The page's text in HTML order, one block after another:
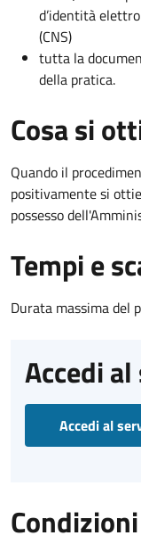
d’identità
(CNS)
tutta la
della pratica.
Cosa si
Quando il
positivamente si
possesso
Tempi e
Durata massima del
Accedi
Accedi al